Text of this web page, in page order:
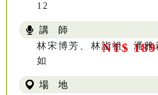
NT$
12
講 師
林宋博芳、林詣祖、潘雅
如
場 地